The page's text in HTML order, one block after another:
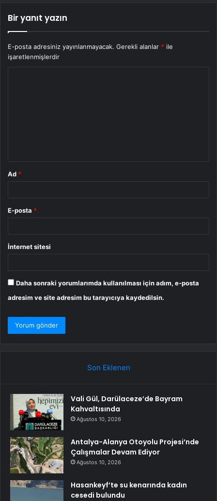
Bir yanıt yazın
E-posta adresiniz yayınlanmayacak. Gerekli alanlar * ile
işaretlenmişlerdir
Ad *
E-posta *
İnternet sitesi
Daha sonraki yorumlarımda kullanılması için adım, e-posta
adresim ve site adresim bu tarayıcıya kaydedilsin.
Son Eklenen
Vali Gül, Darülaceze’de Bayram
Kahvaltısında
Ağustos 10, 2026
Antalya-Alanya Otoyolu Projesi’nde
Çalışmalar Devam Ediyor
Ağustos 10, 2026
Hasankeyf’te su kenarında kadın
cesedi bulundu